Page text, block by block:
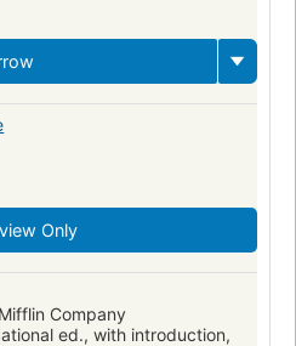
Only
Company
ed., with introduction,